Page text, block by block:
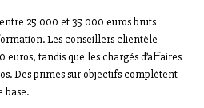
25 000 et 35 000 euros bruts
Les conseillers clientèle
tandis que les chargés d’affaires
Des primes sur objectifs complètent
base.